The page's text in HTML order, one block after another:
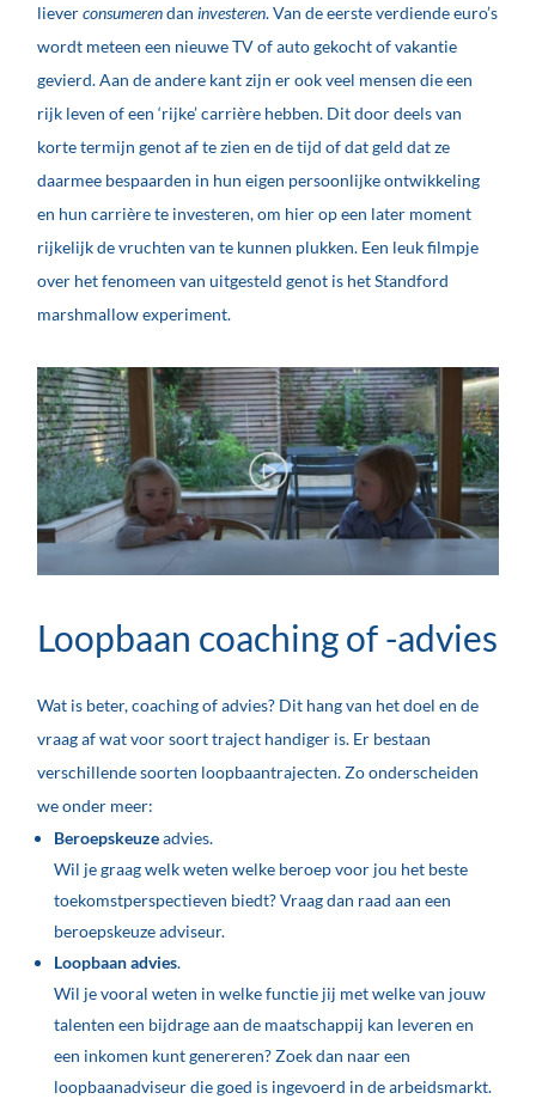
lieverconsumerendaninvesteren. Van de eerste verdiende euro’s
wordt meteen een nieuwe TV of auto gekocht of vakantie
gevierd. Aan de andere kant zijn er ook veel mensen die een
rijk leven of een ‘rijke’ carrière hebben. Dit door deels van
korte termijn genot af te zien en de tijd of dat geld dat ze
daarmee bespaarden in hun eigen persoonlijke ontwikkeling
en hun carrière te investeren, om hier op een later moment
rijkelijk de vruchten van te kunnen plukken. Een leuk filmpje
over het fenomeen van uitgesteld genot is het Standford
marshmallow experiment.
Loopbaan coaching of -advies
Wat is beter, coaching of advies? Dit hang van het doel en de
vraag af wat voor soort traject handiger is. Er bestaan
verschillende soorten loopbaantrajecten. Zo onderscheiden
we onder meer:
Beroepskeuzeadvies.
Wil je graag welk weten welke beroep voor jou het beste
toekomstperspectieven biedt? Vraag dan raad aan een
beroepskeuze adviseur.
Loopbaan advies.
Wil je vooral weten in welke functie jij met welke van jouw
talenten een bijdrage aan de maatschappij kan leveren en
een inkomen kunt genereren? Zoek dan naar een
loopbaanadviseur die goed is ingevoerd in de arbeidsmarkt.